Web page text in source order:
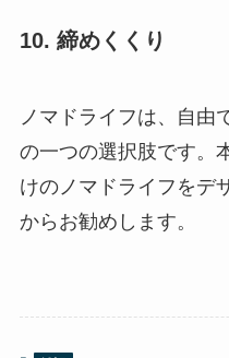
10. 締めくくり
ノマドライフは、自由
の一つの選択肢です。
けのノマドライフをデ
からお勧めします。